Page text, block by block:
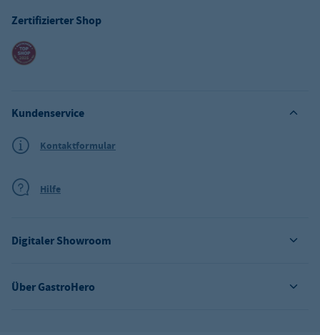
Zertifizierter Shop
Über GastroHero
Digitaler Showroom
Kundenservice
Kontaktformular
Hilfe